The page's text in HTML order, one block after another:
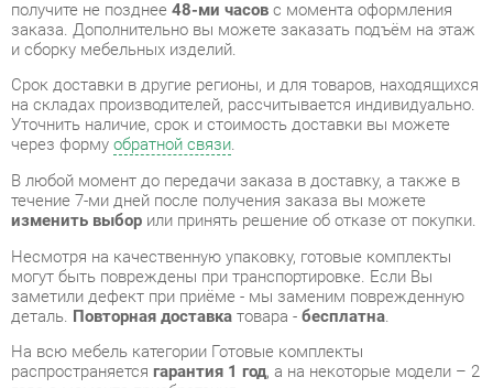
Срок доставки в другие регионы, и для товаров, находящихся
на складах производителей, рассчитывается индивидуально.
Уточнить наличие, срок и стоимость доставки вы можете
В любой момент до передачи заказа в доставку, а также в
течение 7-ми дней после получения заказа вы можете
изменить выборили принять решение об отказе от покупки.
Несмотря на качественную упаковку, готовые комплекты
могут быть повреждены при транспортировке. Если Вы
заметили дефект при приёме - мы заменим поврежденную
деталь.Повторная доставка товара -бесплатна.
На всю мебель категории Готовые комплекты
распространяетсягарантия 1 год, а на некоторые модели – 2
года с момента приобретения.
производстваBts, соответствующее современному
государственному стандарту.